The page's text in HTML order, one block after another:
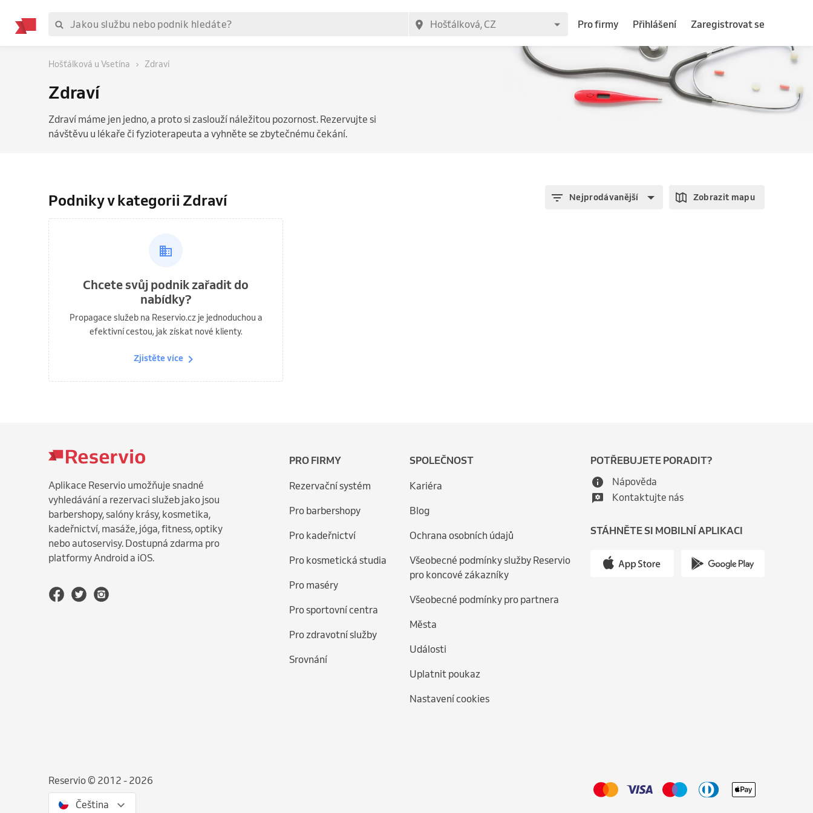
Pro firmy Přihlášení Zaregistrovat se
Hošťálková u Vsetína Zdraví
Zdraví
Zdraví máme jen jedno, a proto si zaslouží náležitou pozornost. Rezervujte si
návštěvu u lékaře či fyzioterapeuta a vyhněte se zbytečnému čekání.
Podniky v kategorii Zdraví Nejprodávanější Zobrazit mapu
Chcete svůj podnik zařadit do
nabídky?
Propagace služeb na Reservio.cz je jednoduchou a
efektivní cestou, jak získat nové klienty.
Zjistěte více
Aplikace Reservio umožňuje snadné
vyhledávání a rezervaci služeb jako jsou
barbershopy, salóny krásy, kosmetika,
kadeřnictví, masáže, jóga, fitness, optiky
nebo autoservisy. Dostupná zdarma pro
platformy Android a iOS.
PRO FIRMY
Rezervační systém
Pro barbershopy
Pro kadeřnictví
Pro kosmetická studia
Pro maséry
Pro sportovní centra
Pro zdravotní služby
Srovnání
SPOLEČNOST
Kariéra
Blog
Ochrana osobních údajů
Všeobecné podmínky služby Reservio
pro koncové zákazníky
Všeobecné podmínky pro partnera
Města
Události
Uplatnit poukaz
Nastavení cookies
POTŘEBUJETE PORADIT?
Nápověda
Kontaktujte nás
STÁHNĚTE SI MOBILNÍ APLIKACI
Reservio © 2012 - 2026
Čeština